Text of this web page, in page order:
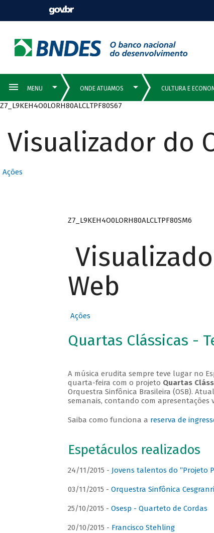
Z7_L9KEH4O0LORH80ALCLTPF80S67
Visualizador do
Ações
Z7_L9KEH4O0LORH80ALCLTPF80SM6
Web
Ações
Quartas Clássicas -
A música erudita sempre teve lugar no
quarta-feira com o projeto Quartas
Orquestra Sinfônica Brasileira (OSB).
semanais, contando com apresentações
Saiba como funciona a reserva de
Espetáculos realizados
24/11/2015 - Jovens talentos do “Projeto
03/11/2015 - Orquestra Sinfônica
25/10/2015 - Osesp - Quarteto de Cordas
20/10/2015 - Francisco Stehling